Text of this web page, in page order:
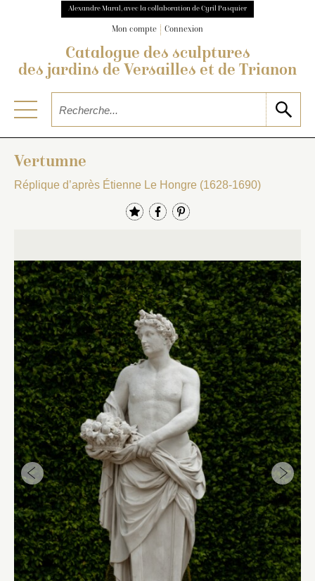
Alexandre Maral, avec la collaboration de Cyril Pasquier
Mon compte Connexion
Catalogue des sculptures
des jardins de Versailles et de Trianon
Vertumne
Réplique d’après Étienne Le Hongre (1628-1690)